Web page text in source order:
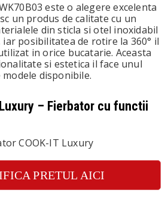
este o alegere excelenta
un produs de calitate cu un
din sticla si otel inoxidabil
posibilitatea de rotire la 360° il
in orice bucatarie. Aceasta
si estetica il face unul
disponibile.
Luxury – Fierbator cu functii
PRETUL AICI